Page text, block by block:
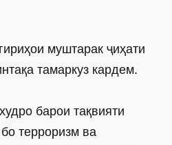
муштарак ҷиҳати
тамаркуз кардем.
барои тақвияти
терроризм ва